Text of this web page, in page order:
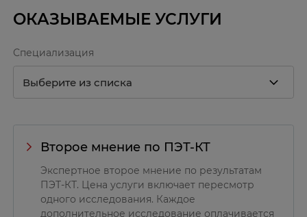
процессе сертификации других специалистов. О
его научных достижениях свидетельствуют не
только более 50 оригинальных статей в
международных журналах и более 100-а научных
докладов, но и 3 почетные награды, в том числе
премия Алави-Мандалла, присуждаемая
многих лет он является членом научного комитета
ежегодных конференций Немецкого общества
ядерной медицины.
ОКАЗЫВАЕМЫЕ УСЛУГИ
Специализация
Второе мнение по ПЭТ-КТ
Экспертное второе мнение по результатам
ПЭТ-КТ. Цена услуги включает пересмотр
одного исследования. Каждое
дополнительное исследование оплачивается